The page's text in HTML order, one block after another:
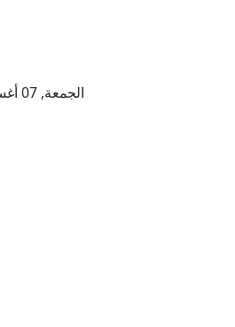
الجمعة, 07 أغسطس 2026 – 24 صفر 1448 هـ